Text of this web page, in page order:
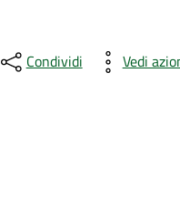
Condividi Vedi